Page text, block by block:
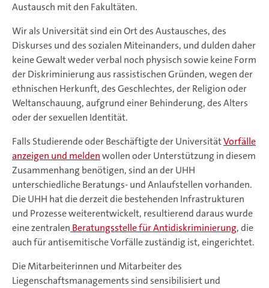
Austausch mit den Fakultäten.
Wir als Universität sind ein Ort des Austausches, des
Diskurses und des sozialen Miteinanders, und dulden daher
keine Gewalt weder verbal noch physisch sowie keine Form
der Diskriminierung aus rassistischen Gründen, wegen der
ethnischen Herkunft, des Geschlechtes, der Religion oder
Weltanschauung, aufgrund einer Behinderung, des Alters
oder der sexuellen Identität.
Falls Studierende oder Beschäftigte der UniversitätVorfälle
anzeigen und meldenwollen oder Unterstützung in diesem
Zusammenhang benötigen, sind an der UHH
unterschiedliche Beratungs- und Anlaufstellen vorhanden.
Die UHH hat die derzeit die bestehenden Infrastrukturen
und Prozesse weiterentwickelt, resultierend daraus wurde
eine zentralen Beratungsstelle für Antidiskriminierung, die
auch für antisemitische Vorfälle zuständig ist, eingerichtet.
Die Mitarbeiterinnen und Mitarbeiter des
Liegenschaftsmanagements sind sensibilisiert und